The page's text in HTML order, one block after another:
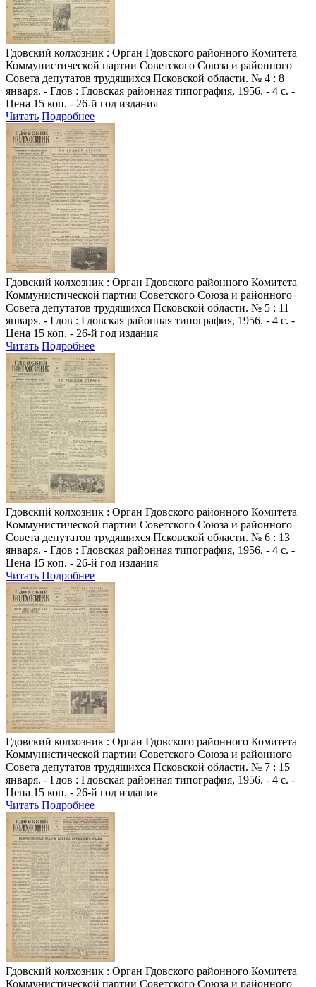
Гдовский колхозник : Орган Гдовского районного Комитета
Коммунистической партии Советского Союза и районного
Совета депутатов трудящихся Псковской области. № 4 : 8
января. - Гдов : Гдовская районная типография, 1956. - 4 с. -
Цена 15 коп. - 26-й год издания
Читать Подробнее
Гдовский колхозник : Орган Гдовского районного Комитета
Коммунистической партии Советского Союза и районного
Совета депутатов трудящихся Псковской области. № 5 : 11
января. - Гдов : Гдовская районная типография, 1956. - 4 с. -
Цена 15 коп. - 26-й год издания
Читать Подробнее
Гдовский колхозник : Орган Гдовского районного Комитета
Коммунистической партии Советского Союза и районного
Совета депутатов трудящихся Псковской области. № 6 : 13
января. - Гдов : Гдовская районная типография, 1956. - 4 с. -
Цена 15 коп. - 26-й год издания
Читать Подробнее
Гдовский колхозник : Орган Гдовского районного Комитета
Коммунистической партии Советского Союза и районного
Совета депутатов трудящихся Псковской области. № 7 : 15
января. - Гдов : Гдовская районная типография, 1956. - 4 с. -
Цена 15 коп. - 26-й год издания
Читать Подробнее
Гдовский колхозник : Орган Гдовского районного Комитета
Коммунистической партии Советского Союза и районного